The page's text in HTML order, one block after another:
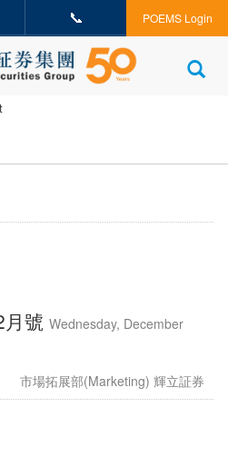
📞 POEMS Login
號 Wednesday, December
市場拓展部(Marketing) 輝立証券